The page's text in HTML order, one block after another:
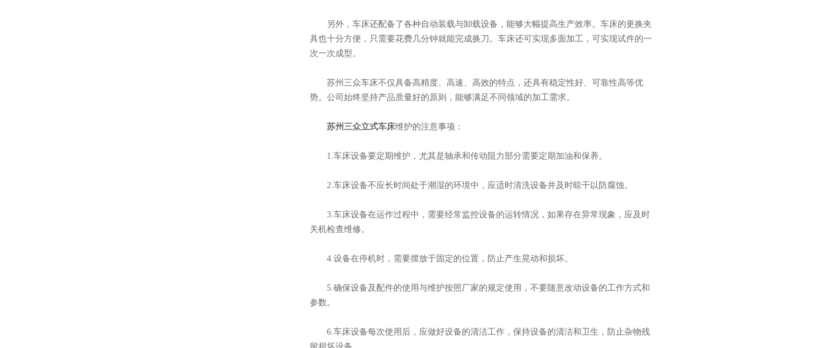
另外，车床还配备了各种自动装载与卸载设备，能够大幅提高生产效率。车床的更换夹
具也十分方便，只需要花费几分钟就能完成换刀。车床还可实现多面加工，可实现试件的一
次一次成型。
苏州三众车床不仅具备高精度、高速、高效的特点，还具有稳定性好、可靠性高等优
势。公司始终坚持产品质量好的原则，能够满足不同领域的加工需求。
苏州三众立式车床维护的注意事项：
1.车床设备要定期维护，尤其是轴承和传动阻力部分需要定期加油和保养。
2.车床设备不应长时间处于潮湿的环境中，应适时清洗设备并及时晾干以防腐蚀。
3.车床设备在运作过程中，需要经常监控设备的运转情况，如果存在异常现象，应及时
关机检查维修。
4.设备在停机时，需要摆放于固定的位置，防止产生晃动和损坏。
5.确保设备及配件的使用与维护按照厂家的规定使用，不要随意改动设备的工作方式和
参数。
6.车床设备每次使用后，应做好设备的清洁工作，保持设备的清洁和卫生，防止杂物残